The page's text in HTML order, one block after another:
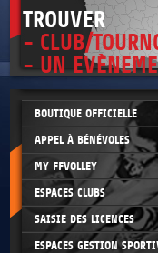
TROUVER
- CLUB/
- UN
BOUTIQUE OFFICIELLE
APPEL À BÉNÉVOLES
MY FFVOLLEY
ESPACES CLUBS
SAISIE DES LICENCES
ESPACES GESTION